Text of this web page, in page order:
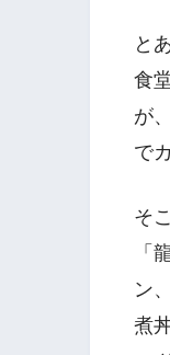
と
食
が
で
そ
「
ン
煮